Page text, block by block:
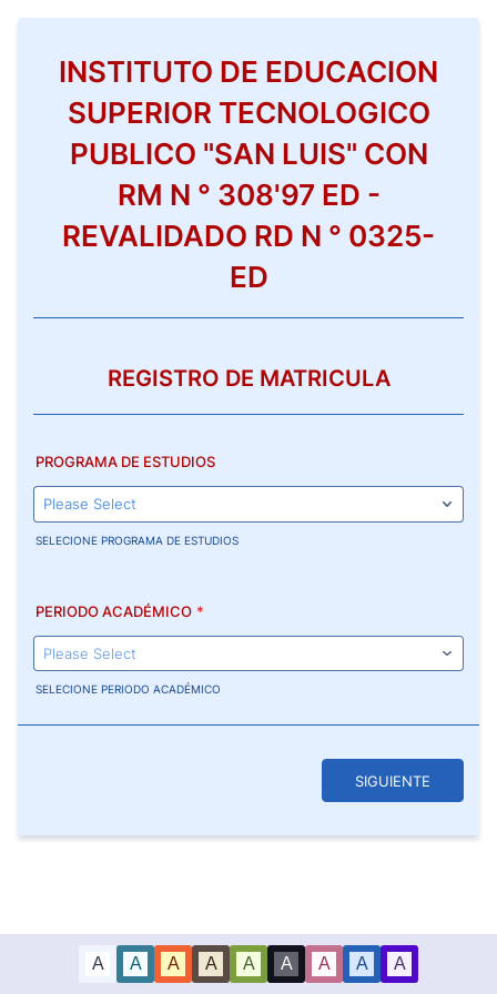
INSTITUTO DE EDUCACION
SUPERIOR TECNOLOGICO
PUBLICO "SAN LUIS" CON
RM N ° 308'97 ED -
REVALIDADO RD N ° 0325-
ED
REGISTRO DE MATRICULA
PROGRAMA DE ESTUDIOS
SELECIONE PROGRAMA DE ESTUDIOS
PERIODO ACADÉMICO *
SELECIONE PERIODO ACADÉMICO
SIGUIENTE
A A A A A A A A A
Back to Form